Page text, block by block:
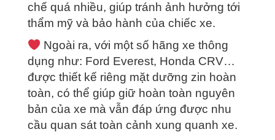
chế quá nhiều, giúp tránh ảnh hưởng tới
thẩm mỹ và bảo hành của chiếc xe.
Ngoài ra, với một số hãng xe thông
dụng như: Ford Everest, Honda CRV…
được thiết kế riêng mặt dưỡng zin hoàn
toàn, có thể giúp giữ hoàn toàn nguyên
bản của xe mà vẫn đáp ứng được nhu
cầu quan sát toàn cảnh xung quanh xe.